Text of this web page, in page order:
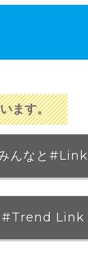
ます。
んなと#Link
#Trend Link